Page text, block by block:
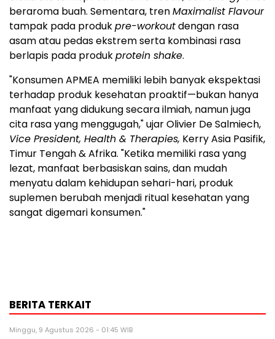
beraroma buah. Sementara, trenMaximalist Flavour
tampak pada produkpre-workoutdengan rasa
asam atau pedas ekstrem serta kombinasi rasa
berlapis pada produkprotein shake.
"Konsumen APMEA memiliki lebih banyak ekspektasi
terhadap produk kesehatan proaktif—bukan hanya
manfaat yang didukung secara ilmiah, namun juga
cita rasa yang menggugah," ujar Olivier De Salmiech,
Vice President, Health & Therapies, Kerry Asia Pasifik,
Timur Tengah & Afrika. "Ketika memiliki rasa yang
lezat, manfaat berbasiskan sains, dan mudah
menyatu dalam kehidupan sehari-hari, produk
suplemen berubah menjadi ritual kesehatan yang
sangat digemari konsumen."
BERITA TERKAIT
Minggu, 9 Agustus 2026 - 01:45 WIB